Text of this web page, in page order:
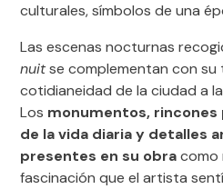
culturales, símbolos de una
Las escenas nocturnas
nuitse complementan con
cotidianeidad de la ciudad a
Los monumentos,
de la vida diaria y detalles
presentes en su obra como
fascinación que el artista